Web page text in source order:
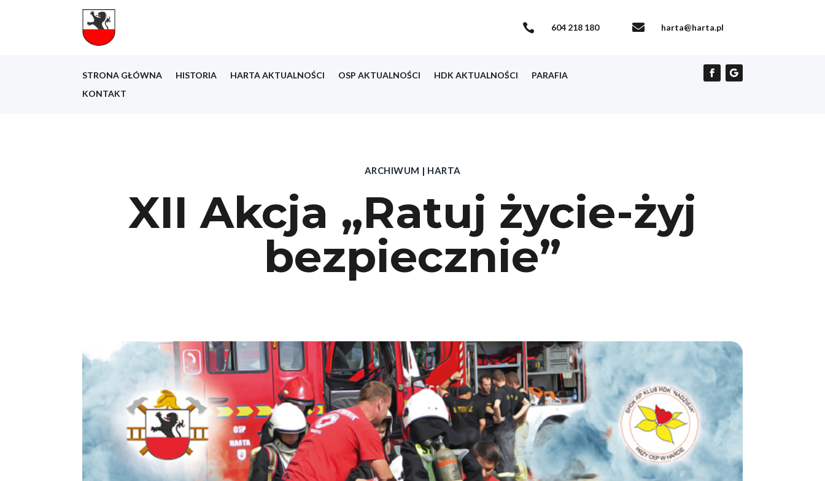
 604 218 180  harta@harta.pl
STRONA GŁÓWNA HISTORIA HARTA AKTUALNOŚCI OSP AKTUALNOŚCI HDK AKTUALNOŚCI
PARAFIA
KONTAKT
ARCHIWUM | HARTA
XII Akcja „Ratuj życie-żyj
bezpiecznie”